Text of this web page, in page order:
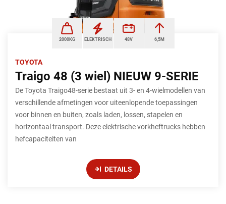
2000KG ELEKTRISCH 48V 6,5M
TOYOTA
Traigo 48 (3 wiel) NIEUW 9-SERIE
De Toyota Traigo48-serie bestaat uit 3- en 4-wielmodellen van
verschillende afmetingen voor uiteenlopende toepassingen
voor binnen en buiten, zoals laden, lossen, stapelen en
horizontaal transport. Deze elektrische vorkheftrucks hebben
hefcapaciteiten van
DETAILS